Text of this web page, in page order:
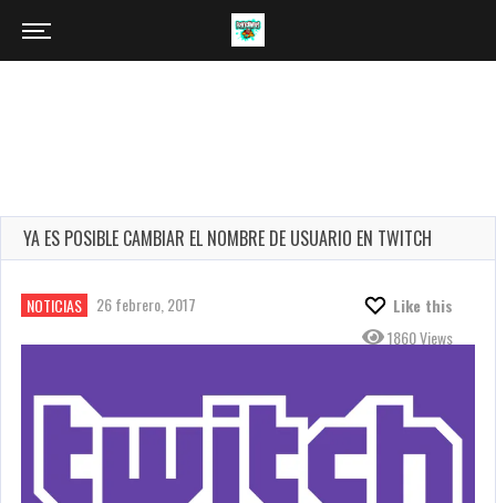
YA ES POSIBLE CAMBIAR EL NOMBRE DE USUARIO EN TWITCH
NOTICIAS 26 febrero, 2017
Like this
1860 Views